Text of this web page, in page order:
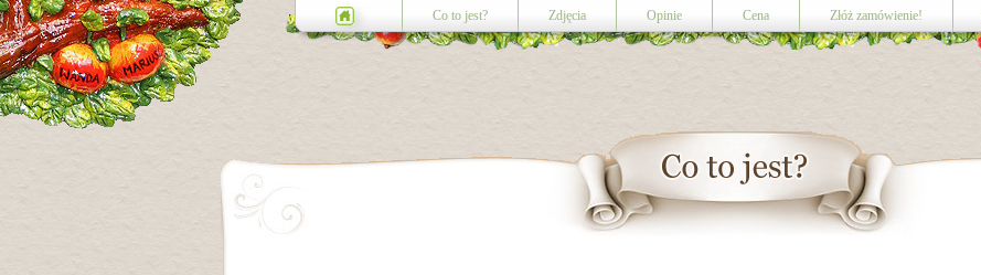
Co to jest? Zdjęcia Opinie Cena Złóż zamówienie!